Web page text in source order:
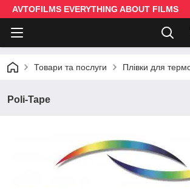
AVTOFILMS EVERYTHING ABOUT FILMS
Товари та послуги Плівки для
Poli-Tape